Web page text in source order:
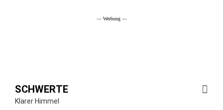
— Werbung —
SCHWERTE
Klarer Himmel